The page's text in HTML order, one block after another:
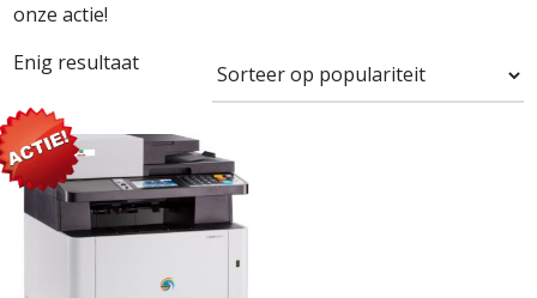
onze actie!
Enig resultaat